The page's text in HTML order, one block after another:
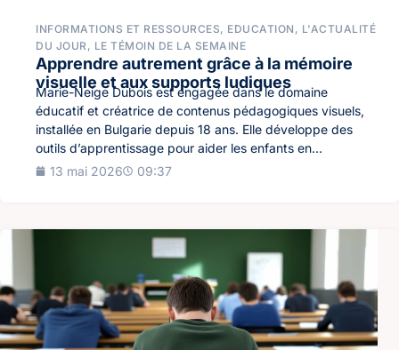
INFORMATIONS ET RESSOURCES, EDUCATION , L'ACTUALITÉ
DU JOUR , LE TÉMOIN DE LA SEMAINE
Apprendre autrement grâce à la mémoire
visuelle et aux supports ludiques
Marie-Neige Dubois est engagée dans le domaine
éducatif et créatrice de contenus pédagogiques visuels,
installée en Bulgarie depuis 18 ans. Elle développe des
outils d’apprentissage pour aider les enfants en...
13 mai 2026
09:37